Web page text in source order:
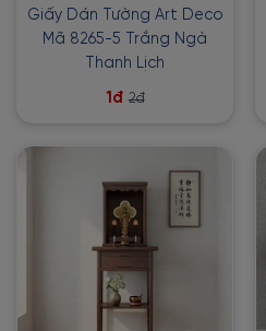
Giấy Dán Tường Art Deco
Mã 8265-5 Trắng Ngà
Thanh Lịch
1đ 2đ